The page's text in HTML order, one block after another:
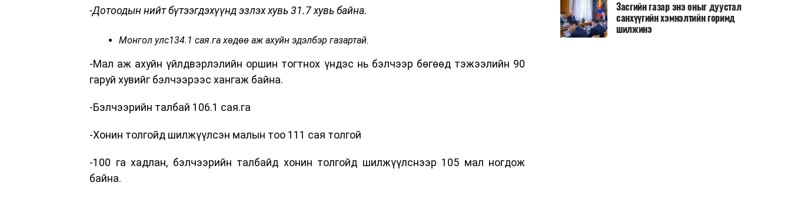
-Дотоодын нийт бүтээгдэхүүнд эзлэх хувь 31.7 хувь байна.
Монгол улс134.1 сая.га хөдөө аж ахуйн эдэлбэр газартай.
-Мал аж ахуйн үйлдвэрлэлийн оршин тогтнох үндэс нь бэлчээр бөгөөд тэжээлийн 90
гаруй хувийг бэлчээрээс хангаж байна.
-Бэлчээрийн талбай 106.1 сая.га
-Хонин толгойд шилжүүлсэн малын тоо 111 сая толгой
-100 га хадлан, бэлчээрийн талбайд хонин толгойд шилжүүлснээр 105 мал ногдож
байна.
Засгийн газар энэ оныг дуустал
санхүүгийн хэмнэлтийн горимд
шилжинэ